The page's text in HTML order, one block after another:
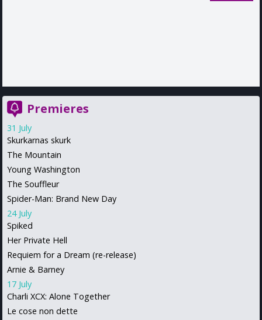
Premieres
31 July
Skurkarnas skurk
The Mountain
Young Washington
The Souffleur
Spider-Man: Brand New Day
24 July
Spiked
Her Private Hell
Requiem for a Dream (re-release)
Arnie & Barney
17 July
Charli XCX: Alone Together
Le cose non dette